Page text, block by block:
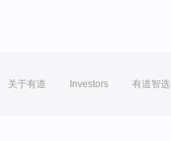
关于有道 Investors 有道智选